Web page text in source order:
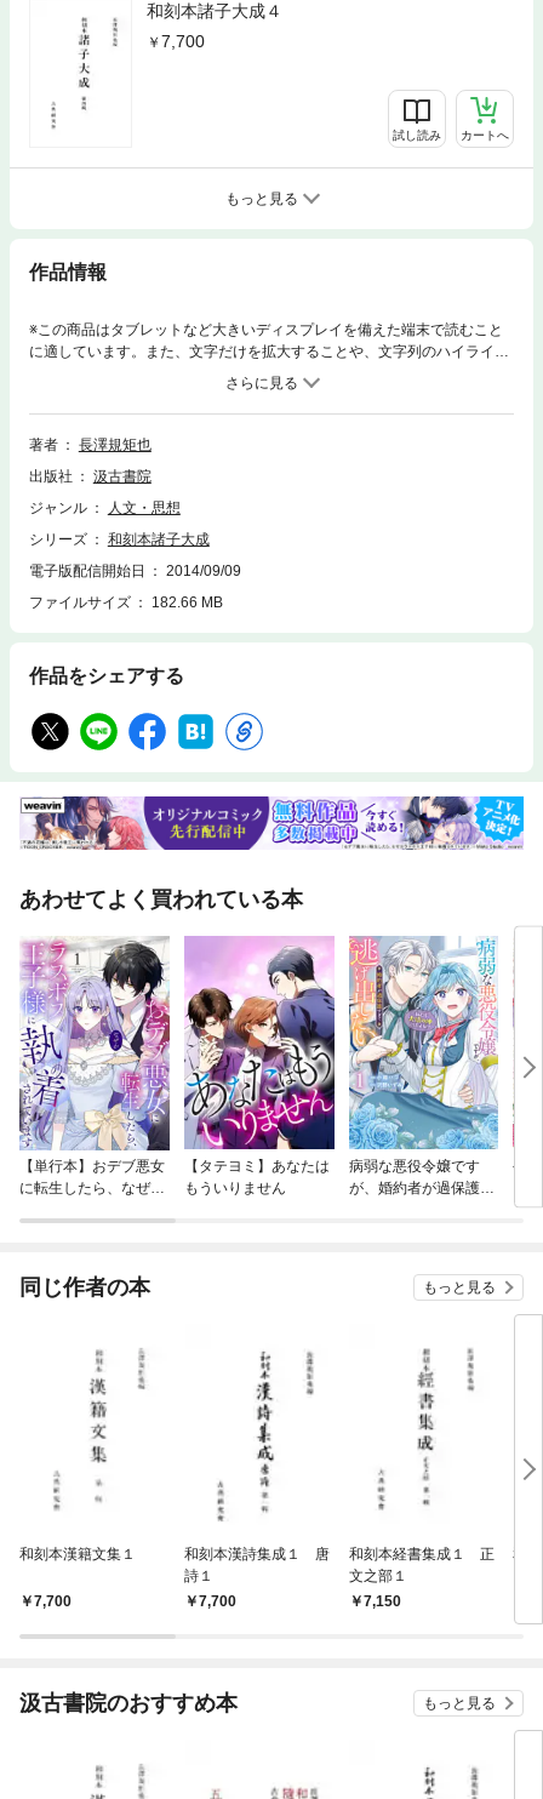
和刻本諸子大成４
7,700
試し読み カートへ
もっと見る
作品情報
※この商品はタブレットなど大きいディスプレイを備えた端末で読むこと
に適しています。また、文字だけを拡大することや、文字列のハイライ
ト、検索、辞書の参照、引用などの機能が使用できません。中国哲学思想
ならびに中国古代史研究に不可欠な諸子百家の書63種の和刻本を集大成。
唐代を下限として、荀子・韓非子・墨子・老荘・孫子・管子から塩鉄論・
斉民要術・五行大義・呂氏春秋等に至るまでかつてない一大集成。
著者
長澤規矩也
出版社
汲古書院
ジャンル
人文・思想
シリーズ
和刻本諸子大成
電子版配信開始日
2014/09/09
ファイルサイズ
182.66 MB
作品をシェアする
あわせてよく買われている本
【単行本】おデブ悪女
に転生したら、なぜか
【タテヨミ】あなたは
もういりません
病弱な悪役令嬢です
が、婚約者が過保護す
公
同じ作者の本 もっと見る
和刻本漢籍文集１
7,700
和刻本漢詩集成１ 唐
詩１
7,700
和刻本経書集成１ 正
文之部１
7,150
和
汲古書院のおすすめ本 もっと見る